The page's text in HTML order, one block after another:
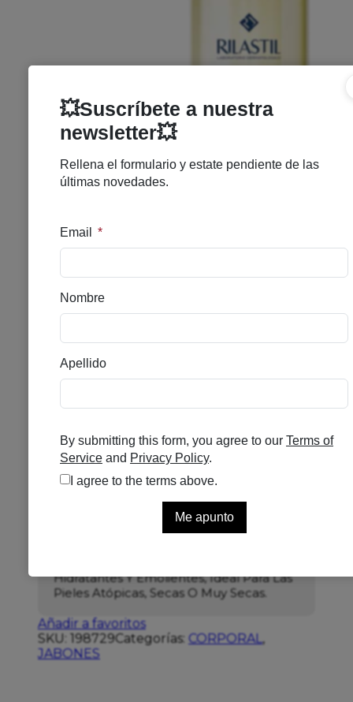
RILASTIL XEROLACT
Sin existencias
17,70
Hidratantes Y Emolientes, Ideal Para Las
Pieles Atópicas, Secas O Muy Secas.
Añadir a favoritos
SKU: 198729Categorías: CORPORAL,
JABONES